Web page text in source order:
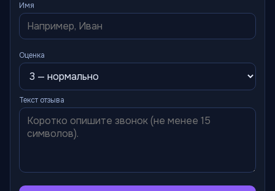
Имя
Оценка
Текст отзыва